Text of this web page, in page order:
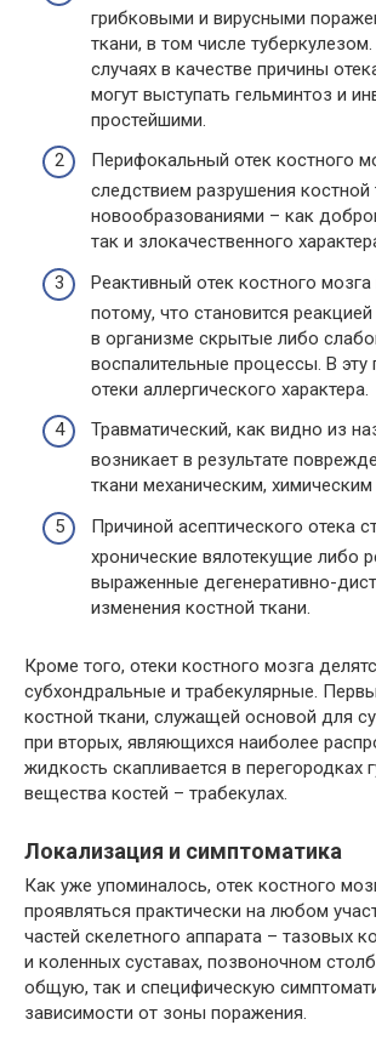
грибковыми и вирусными
ткани, в том числе
случаях в качестве причины
могут выступать гельминтоз и
простейшими.
Перифокальный отек костного
следствием разрушения костной
новообразованиями – как
так и злокачественного
Реактивный отек костного
потому, что становится
в организме скрытые либо
воспалительные процессы. В эту
отеки аллергического характера.
Травматический, как видно из
возникает в результате
ткани механическим,
Причиной асептического отека
хронические вялотекущие либо
выраженные дегенеративно-
изменения костной ткани.
Кроме того, отеки костного мозга
субхондральные и трабекулярные.
костной ткани, служащей основой для
при вторых, являющихся наиболее
жидкость скапливается в перегородках
вещества костей – трабекулах.
Локализация и симптоматика
Как уже упоминалось, отек костного
проявляться практически на любом
частей скелетного аппарата – тазовых
и коленных суставах, позвоночном
общую, так и специфическую
зависимости от зоны поражения.